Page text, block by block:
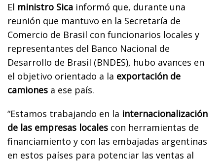
El ministro Sica informó que, durante una
reunión que mantuvo en la Secretaría de
Comercio de Brasil con funcionarios locales y
representantes del Banco Nacional de
Desarrollo de Brasil (BNDES), hubo avances en
el objetivo orientado a la exportación de
camiones a ese país.
“Estamos trabajando en la internacionalización
de las empresas locales con herramientas de
financiamiento y con las embajadas argentinas
en estos países para potenciar las ventas al